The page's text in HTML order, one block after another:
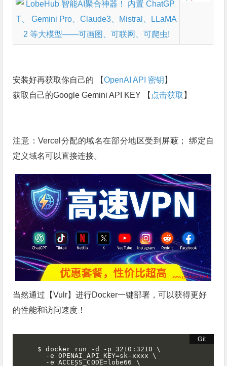
安装好再获取你自己的 【OpenAI API 密钥 】
获取自己的Google Gemini API KEY 【 点击获取 】
注意：Vercel分配的域名在部分地区受到屏蔽； 绑定自
定义域名可以直接连接。
当然通过【Vulr】进行Docker一键部署，可以获得更好
的性能和访问速度！
$ docker run -d -p 3210:3210 \
  -e OPENAI_API_KEY=sk-xxxx \
  -e ACCESS_CODE=lobe66 \